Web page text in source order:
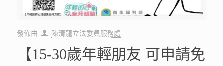
發佈由 陳清龍立法委員服務處
【15-30歲年輕朋友 可申請免